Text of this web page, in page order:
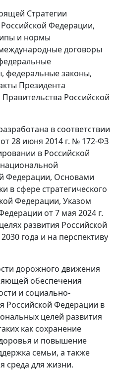
Стратегии
Федерации,
и нормы
договоры
федеральные законы,
Президента
Российской
в соответствии
28 июня 2014 г. № 172-ФЗ
в Российской
Федерации, Основами
в сфере стратегического
Федерации, Указом
от 7 мая 2024 г.
развития Российской
года и на перспективу
дорожного движения
обеспечения
и социально-
Российской Федерации в
целей развития
как сохранение
и повышение
семьи, а также
среда для жизни.